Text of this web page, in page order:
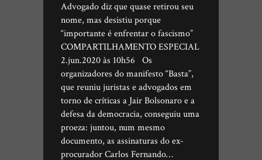
Advogado diz que quase retirou seu
nome, mas desistiu porque
“importante é enfrentar o fascismo”
COMPARTILHAMENTO ESPECIAL
2.jun.2020 às 10h56 Os
organizadores do manifesto “Basta”,
que reuniu juristas e advogados em
torno de críticas a Jair Bolsonaro e a
defesa da democracia, conseguiu uma
proeza: juntou, num mesmo
documento, as assinaturas do ex-
procurador Carlos Fernando…